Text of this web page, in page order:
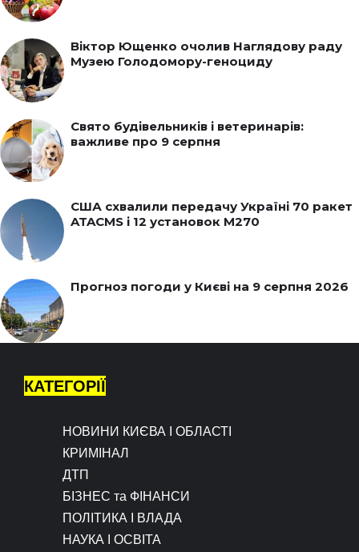
Віктор Ющенко очолив Наглядову раду
Музею Голодомору-геноциду
Свято будівельників і ветеринарів:
важливе про 9 серпня
США схвалили передачу Україні 70 ракет
ATACMS і 12 установок M270
Прогноз погоди у Києві на 9 серпня 2026
КАТЕГОРІЇ
НОВИНИ КИЄВА І ОБЛАСТІ
КРИМІНАЛ
ДТП
БІЗНЕС та ФІНАНСИ
ПОЛІТИКА І ВЛАДА
НАУКА І ОСВІТА